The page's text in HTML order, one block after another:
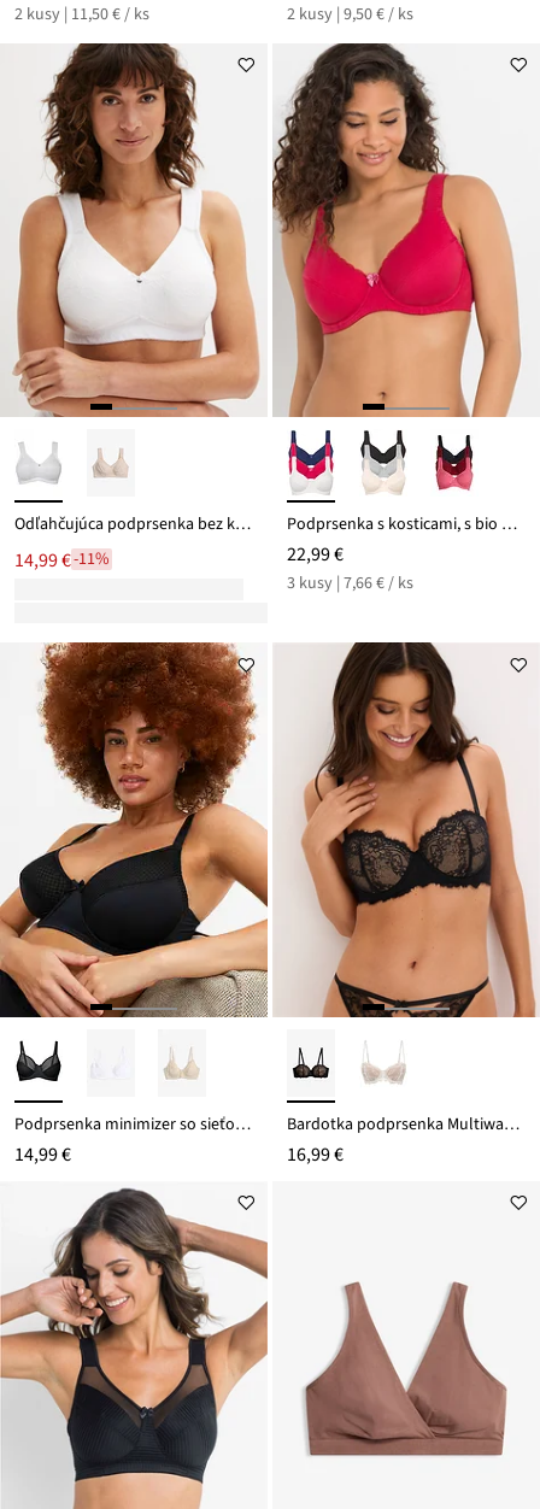
2 kusy | 11,50 € / ks 2 kusy | 9,50 € / ks
Odľahčujúca podprsenka bez kostíc, s vystuženými ramienkami
14,99 €-11%
Podprsenka s kosticami, s bio bavlnou (3 ks)
22,99 €
3 kusy | 7,66 € / ks
Podprsenka minimizer so sieťovinou
14,99 €
Bardotka podprsenka Multiway ramienka
16,99 €